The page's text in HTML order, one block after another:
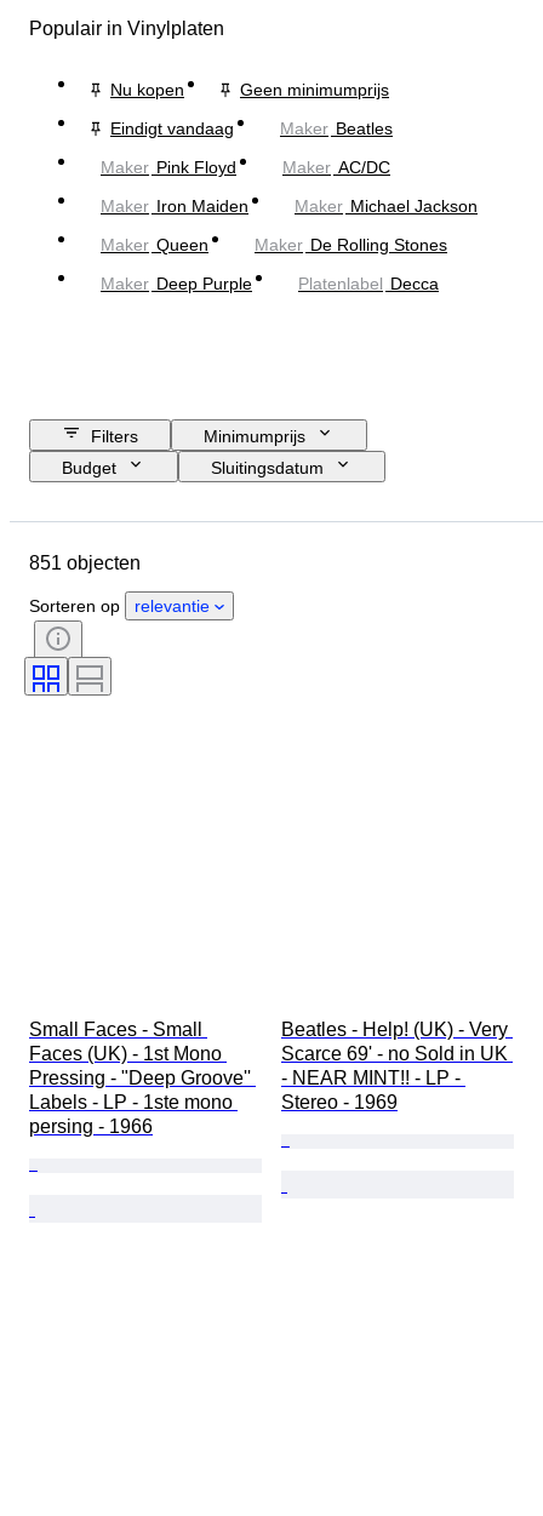
Populair in Vinylplaten
Nu kopen
Geen minimumprijs
Eindigt vandaag
Maker Beatles
Maker Pink Floyd Maker AC/DC
Maker Iron Maiden Maker Michael Jackson
Maker Queen Maker De Rolling Stones
Maker Deep Purple Platenlabel Decca
Filters
Minimumprijs
Budget
Sluitingsdatum
Conditie
Onderwerp
Handtekening
Oplage
Getest en werkend
851 objecten
Sorteren op relevantie
Small Faces - Small
Faces (UK) - 1st Mono
Pressing - "Deep Groove''
Labels - LP - 1ste mono
persing - 1966
Beatles - Help! (UK) - Very
Scarce 69' - no Sold in UK
- NEAR MINT!! - LP -
Stereo - 1969